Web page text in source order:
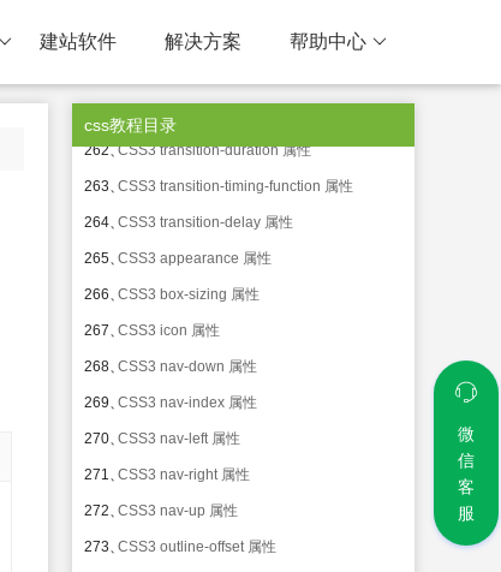
建站软件 解决方案 帮助中心
css教程目录
259、 CSS3 backface-visibility 属性
261、CSS3 transition-property 属性
262、CSS3 transition-duration 属性
263、CSS3 transition-timing-function 属性
264、CSS3 transition-delay 属性
265、CSS3 appearance 属性
266、CSS3 box-sizing 属性
267、CSS3 icon 属性
268、CSS3 nav-down 属性
269、CSS3 nav-index 属性
270、CSS3 nav-left 属性
271、CSS3 nav-right 属性
272、CSS3 nav-up 属性
273、CSS3 outline-offset 属性
微
信
客
服